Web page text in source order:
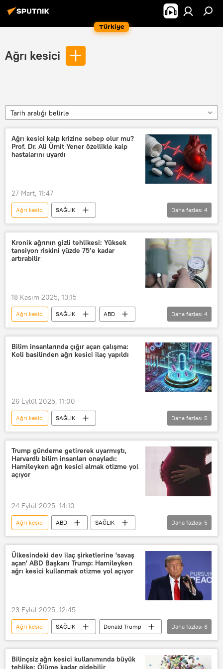
Türkiye
Ağrı kesici
Tarih aralığı belirle
Ağrı kesici kalp krizine sebep olur mu?
Prof. Dr. Ali Ümit Yener özellikle kalp
hastalarını uyardı
27 Mart, 11:47
Ağrı kesici
SAĞLIK
Sağlık Bilimleri Üniversitesi (SBÜ)
Antalya
Kalp krizi ağrı kesici
Daha fazlası 4
Kronik ağrının gizli tehlikesi: Yüksek
tansiyon riskini yüzde 75’e kadar
artırabilir
18 Kasım 2025, 13:15
Ağrı kesici SAĞLIK
ABD
Araştırma
Ağrı
tansiyon
Yüksek tansiyon
Daha fazlası 4
Bilim insanlarında çığır açan çalışma:
Koli basilinden ağrı kesici ilaç yapıldı
26 Eylül 2025, 11:00
Ağrı kesici
SAĞLIK
Edinburgh Üniversitesi
İskoçya
Sağlık
E.coli parasetamol
Daha fazlası 5
Trump gündeme getirerek uyarmıştı,
Harvardlı bilim insanları onayladı:
Hamileyken ağrı kesici almak otizme yol
açıyor
24 Eylül 2025, 14:10
Ağrı kesici ABD
SAĞLIK
Amerikan Gıda ve İlaç Dairesi (FDA)
parasetamol
ağrı kesici
Trump gümrük vergileri listesi
Daha fazlası 5
Ülkesindeki dev ilaç şirketlerine 'savaş
açan' ABD Başkanı Trump: Hamileyken
ağrı kesici kullanmak otizme yol açıyor
23 Eylül 2025, 12:45
Ağrı kesici SAĞLIK
Donald Trump
ABD
Imperial College London
Haberler
ilaç
İlaç
Daha fazlası 8
Bilinçsiz ağrı kesici kullanımında büyük
tehlike: Ölüme kadar gidebilir